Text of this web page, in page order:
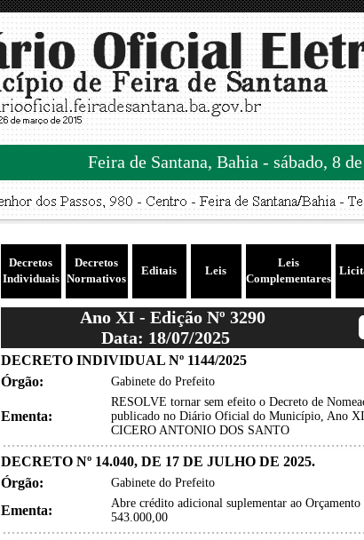
Feira de Santana, Bahia - sábado, 8
Decretos
Individuais
Decretos
Normativos
Editais Leis
Leis
Complementares
Ano XI - Edição Nº 3290
Data: 18/07/2025
DECRETO INDIVIDUAL Nº 1144/2025
Órgão:
Gabinete do Prefeito
Ementa:
RESOLVE tornar sem efeito o Decreto de
publicado no Diário Oficial do Município, Ano
CICERO ANTONIO DOS SANTO
DECRETO Nº 14.040, DE 17 DE JULHO DE 2025.
Órgão:
Gabinete do Prefeito
Ementa:
Abre crédito adicional suplementar ao
543.000,00